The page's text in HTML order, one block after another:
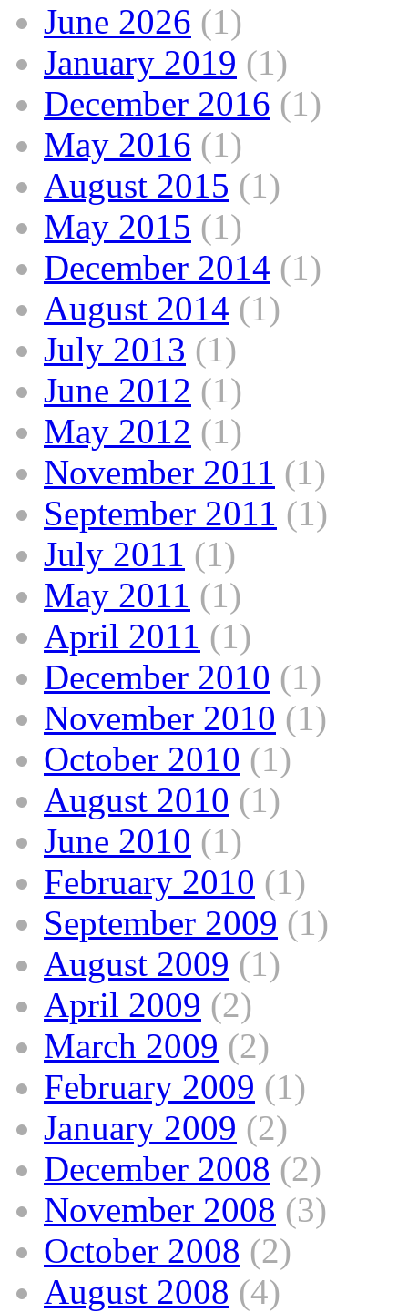
June 2026 (1)
January 2019 (1)
December 2016 (1)
May 2016 (1)
August 2015 (1)
May 2015 (1)
December 2014 (1)
August 2014 (1)
July 2013 (1)
June 2012 (1)
May 2012 (1)
November 2011 (1)
September 2011 (1)
July 2011 (1)
May 2011 (1)
April 2011 (1)
December 2010 (1)
November 2010 (1)
October 2010 (1)
August 2010 (1)
June 2010 (1)
February 2010 (1)
September 2009 (1)
August 2009 (1)
April 2009 (2)
March 2009 (2)
February 2009 (1)
January 2009 (2)
December 2008 (2)
November 2008 (3)
October 2008 (2)
August 2008 (4)